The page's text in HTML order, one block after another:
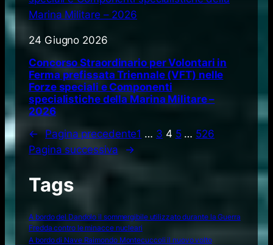
24 Giugno 2026
Concorso Straordinario per Volontari in
Ferma prefissata Triennale (VFT) nelle
Forze speciali e Componenti
specialistiche della Marina Militare –
2026
←
Pagina precedente1 … 3 4 5 … 526
Pagina successiva
→
Tags
A bordo del Dandolo il sommergibile utilizzato durante la Guerra
Fredda contro le minacce nucleari
A bordo di Nave Raimondo Montecuccoli il nuovo volto